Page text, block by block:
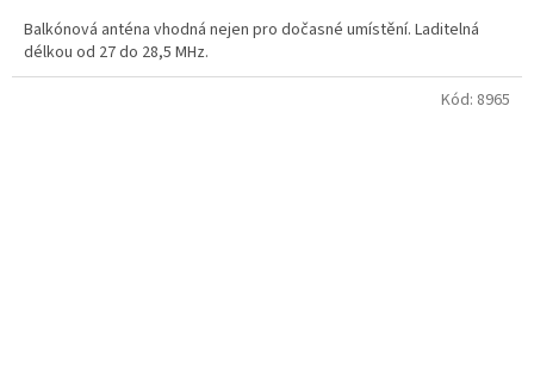
z
5
hvězdiček.
Balkónová anténa vhodná nejen pro dočasné umístění. Laditelná
délkou od 27 do 28,5 MHz.
Kód: 8965